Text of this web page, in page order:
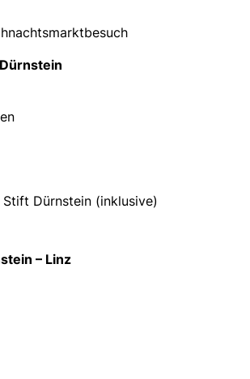
Dürnstein (inklusive)
– Linz